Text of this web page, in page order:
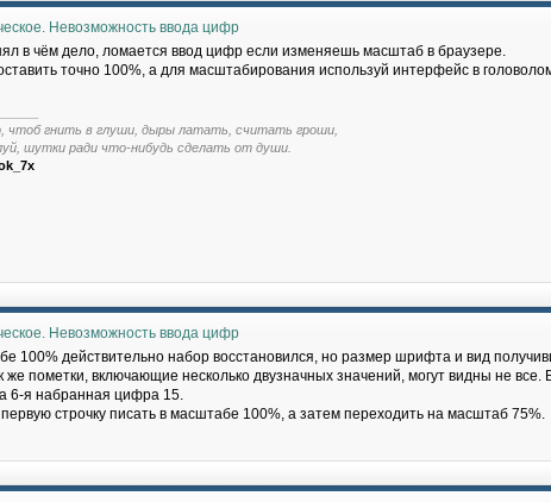
Невозможность ввода цифр
в чём дело, ломается ввод цифр если изменяешь масштаб в браузере.
точно 100%, а для масштабирования используй интерфейс в
чтоб гнить в глуши, дыры латать, считать гроши,
шутки ради что-нибудь сделать от души.
Невозможность ввода цифр
100% действительно набор восстановился, но размер шрифта и вид
же пометки, включающие несколько двузначных значений, могут видны не все.
6-я набранная цифра 15.
строчку писать в масштабе 100%, а затем переходить на масштаб 75%.